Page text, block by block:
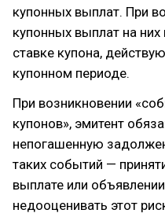
купонных выплат. При
купонных выплат на
ставке купона,
купонном периоде.
При возникновении
купонов», эмитент
непогашенную
таких событий —
выплате или
недооценивать этот